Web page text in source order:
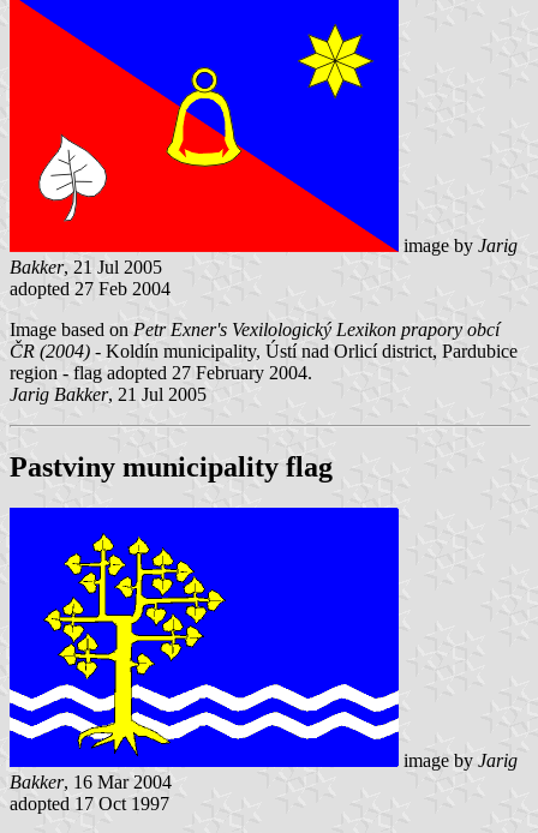
image by Jarig
Bakker, 21 Jul 2005
adopted 27 Feb 2004
Image based on Petr Exner's Vexilologický Lexikon prapory obcí
ČR (2004) - Koldín municipality, Ústí nad Orlicí district, Pardubice
region - flag adopted 27 February 2004.
Jarig Bakker, 21 Jul 2005
Pastviny municipality flag
image by Jarig
Bakker, 16 Mar 2004
adopted 17 Oct 1997